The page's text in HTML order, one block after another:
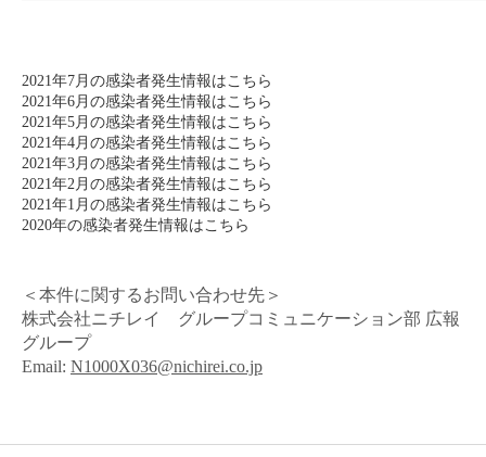
2021年7月の感染者発生情報はこちら
2021年6月の感染者発生情報はこちら
2021年5月の感染者発生情報はこちら
2021年4月の感染者発生情報はこちら
2021年3月の感染者発生情報はこちら
2021年2月の感染者発生情報はこちら
2021年1月の感染者発生情報はこちら
2020年の感染者発生情報はこちら
＜本件に関するお問い合わせ先＞
株式会社ニチレイ グループコミュニケーション部 広報
グループ
Email: N1000X036@nichirei.co.jp